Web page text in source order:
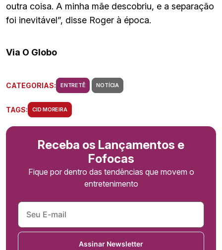
outra coisa. A minha mãe descobriu, e a separação
foi inevitável”, disse Roger à época.
Via O Globo
CATEGORIAS: ENTRETÊ NOTÍCIA
TAGS: CID MOREIRA
Receba os Lançamentos e
Fofocas
Fique por dentro das tendências que movem o
entretenimento
Assinar Newsletter